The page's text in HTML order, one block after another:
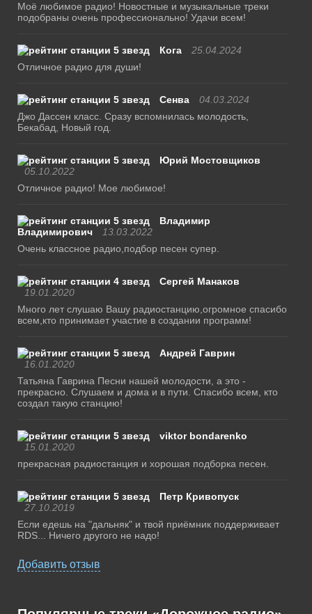
Моё любимое радио! Новостные и музыкальные треки
подобраны очень профессионально! Удачи всем!
Кога
25.04.2024
Отличное радио для души!
Сенва
04.03.2024
Джо Дассен класс. Сразу вспомнилась молодость,
Бекабад, Новый год.
Юрий Мостовщиков
05.10.2022
Отличное радио! Мое любимое!
Владимир
Владимирович
13.03.2022
Очень классное радио,подбор песен супер.
Сергей Манаков
19.01.2020
Много лет слушаю Вашу радиостанцию,огромное спасибо
всем,кто принимает участие в создании программ!
Андрей Гаврин
16.01.2020
Татьяна Гаврина Песни нашей молодости, а это -
прекрасно. Слушаем и дома и в пути. Спасибо всем, кто
создал такую станцию!
viktor bondarenko
15.01.2020
прекрасная радиостанция и хорошая подборка песен.
Петр Кривопуск
27.10.2019
Если едешь на "дальняк" и твой приёмник поддерживает
RDS... Ничего другого не надо!
Добавить отзыв